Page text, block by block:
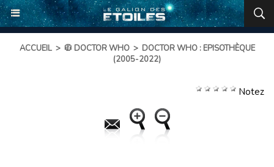
ACCUEIL > 🧥 DOCTOR WHO > DOCTOR WHO : EPISOTHÈQUE
(2005-2022)
Notez